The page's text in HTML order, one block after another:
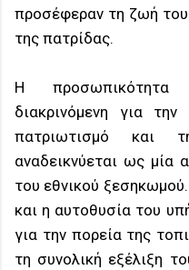
προσέφεραν τη ζωή
της πατρίδας.
Η
διακρινόμενη για
πατριωτισμό και
αναδεικνύεται ως μία
του εθνικού
και η αυτοθυσία του
για την πορεία της
τη συνολική εξέλιξη